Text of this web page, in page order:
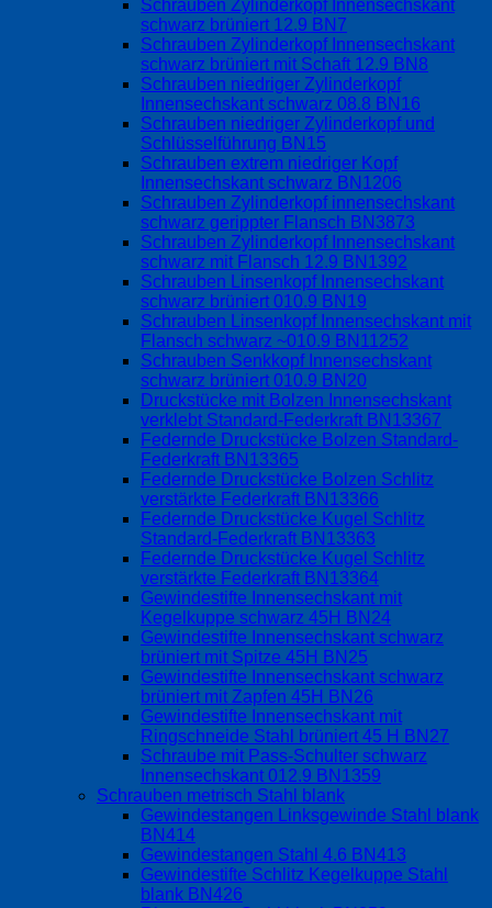
Schrauben Zylinderkopf Innensechskant
schwarz brüniert 12.9 BN7
Schrauben Zylinderkopf Innensechskant
schwarz brüniert mit Schaft 12.9 BN8
Schrauben niedriger Zylinderkopf
Innensechskant schwarz 08.8 BN16
Schrauben niedriger Zylinderkopf und
Schlüsselführung BN15
Schrauben extrem niedriger Kopf
Innensechskant schwarz BN1206
Schrauben Zylinderkopf innensechskant
schwarz gerippter Flansch BN3873
Schrauben Zylinderkopf Innensechskant
schwarz mit Flansch 12.9 BN1392
Schrauben Linsenkopf Innensechskant
schwarz brüniert 010.9 BN19
Schrauben Linsenkopf Innensechskant mit
Flansch schwarz ~010.9 BN11252
Schrauben Senkkopf Innensechskant
schwarz brüniert 010.9 BN20
Druckstücke mit Bolzen Innensechskant
verklebt Standard-Federkraft BN13367
Federnde Druckstücke Bolzen Standard-
Federkraft BN13365
Federnde Druckstücke Bolzen Schlitz
verstärkte Federkraft BN13366
Federnde Druckstücke Kugel Schlitz
Standard-Federkraft BN13363
Federnde Druckstücke Kugel Schlitz
verstärkte Federkraft BN13364
Gewindestifte Innensechskant mit
Kegelkuppe schwarz 45H BN24
Gewindestifte Innensechskant schwarz
brüniert mit Spitze 45H BN25
Gewindestifte Innensechskant schwarz
brüniert mit Zapfen 45H BN26
Gewindestifte Innensechskant mit
Ringschneide Stahl brüniert 45 H BN27
Schraube mit Pass-Schulter schwarz
Innensechskant 012.9 BN1359
Schrauben metrisch Stahl blank
Gewindestangen Linksgewinde Stahl blank
BN414
Gewindestangen Stahl 4.6 BN413
Gewindestifte Schlitz Kegelkuppe Stahl
blank BN426